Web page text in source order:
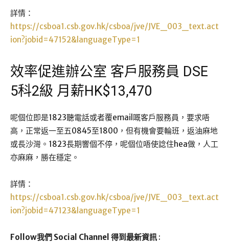
詳情：
https://csboa1.csb.gov.hk/csboa/jve/JVE_003_text.act
ion?jobid=47152&languageType=1
效率促進辦公室 客戶服務員 DSE
5科2級 月薪HK$13,470
呢個位即是1823聽電話或者覆email嘅客戶服務員，要求唔
高，正常返一至五0845至1800，但有機會要輪班，返油麻地
或長沙灣。1823長期響個不停，呢個位唔使諗住hea做，人工
亦麻麻，勝在穩定。
詳情：
https://csboa1.csb.gov.hk/csboa/jve/JVE_003_text.act
ion?jobid=47123&languageType=1
Follow我們 Social Channel 得到最新資訊 :